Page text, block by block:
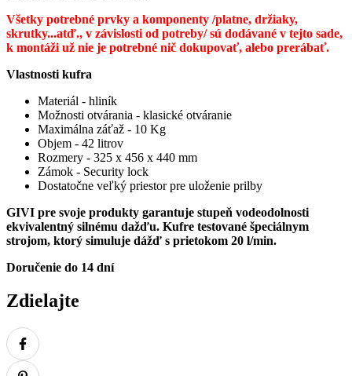
Všetky potrebné prvky a komponenty /platne, držiaky,
skrutky...atď., v závislosti od potreby/ sú dodávané v tejto sade,
k montáži už nie je potrebné nič dokupovať, alebo prerábať.
Vlastnosti kufra
Materiál - hliník
Možnosti otvárania - klasické otváranie
Maximálna záťaž - 10 Kg
Objem - 42 litrov
Rozmery - 325 x 456 x 440 mm
Zámok - Security lock
Dostatočne veľký priestor pre uloženie prilby
GIVI pre svoje produkty garantuje stupeň vodeodolnosti
ekvivalentný silnému dažďu. Kufre testované špeciálnym
strojom, ktorý simuluje dážď s prietokom 20 l/min.
Doručenie do 14 dní
Zdielajte